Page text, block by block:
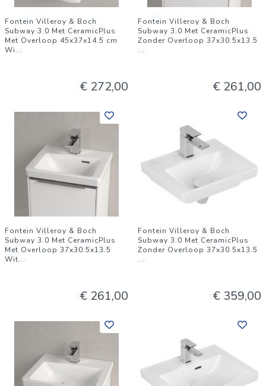
Fontein Villeroy & Boch
Subway 3.0 Met CeramicPlus
Met Overloop 45x37x14.5 cm
Wi...
€ 272,00
Fontein Villeroy & Boch
Subway 3.0 Met CeramicPlus
Zonder Overloop 37x30.5x13.5
...
€ 261,00
Fontein Villeroy & Boch
Subway 3.0 Met CeramicPlus
Met Overloop 37x30.5x13.5
Wit...
€ 261,00
Fontein Villeroy & Boch
Subway 3.0 Met CeramicPlus
Zonder Overloop 37x30.5x13.5
...
€ 359,00